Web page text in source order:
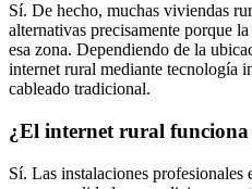
Sí. De hecho, muchas viviendas
alternativas precisamente porque
esa zona. Dependiendo de la
internet rural mediante tecnología
cableado tradicional.
¿El internet rural funciona
Sí. Las instalaciones profesionales